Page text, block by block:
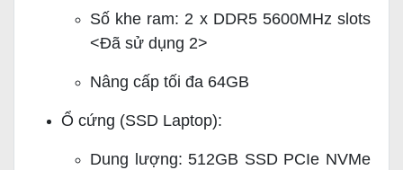
Số khe ram: 2 x DDR5 5600MHz slots
<Đã sử dụng 2>
Nâng cấp tối đa 64GB
Ổ cứng (SSD Laptop):
Dung lượng: 512GB SSD PCIe NVMe